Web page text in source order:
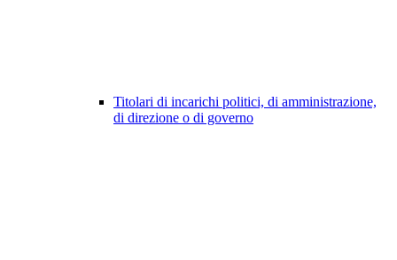
Titolari di incarichi politici, di amministrazione,
di direzione o di governo